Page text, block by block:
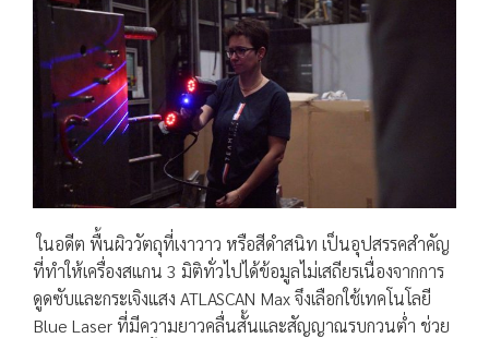
ในอดีต พื้นผิววัตถุที่เงาวาว หรือสีดำสนิท เป็นอุปสรรคสำคัญ
ที่ทำให้เครื่องสแกน 3 มิติทั่วไปได้ข้อมูลไม่เสถียรเนื่องจากการ
ดูดซับและกระเจิงแสง ATLASCAN Max จึงเลือกใช้เทคโนโลยี
Blue Laser ที่มีความยาวคลื่นสั้นและสัญญาณรบกวนต่ำ ช่วย